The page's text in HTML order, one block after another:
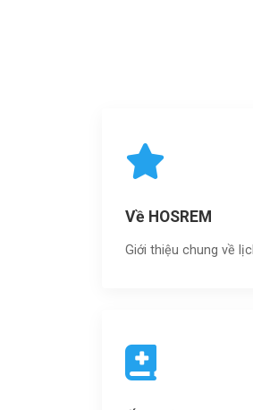
Về HOSREM
Giới thiệu chung về